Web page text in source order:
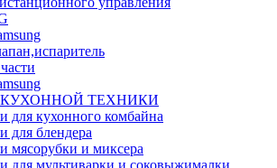
КУХОННОЙ ТЕХНИКИ
для кухонного комбайна
для блендера
мясорубки и миксера
для мультиварки и соковыжималки